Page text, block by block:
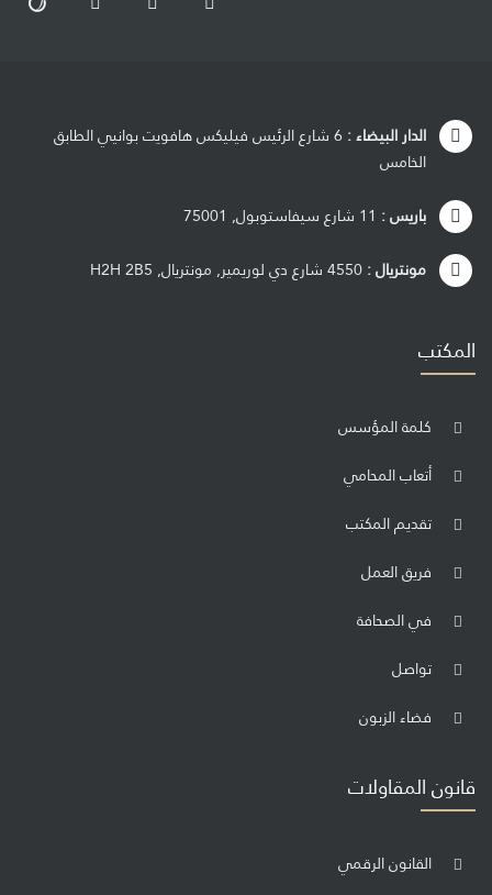
الدار البيضاء :
6 شارع الرئيس فيليكس هافويت بوانيي الطابق
الخامس
باريس : 11 شارع سيفاستوبول, 75001
مونتريال :4550 شارع دي لوريمير, مونتريال, H2H 2B5
المكتب
كلمة المؤسس
أتعاب المحامي
تقديم المكتب
فريق العمل
في الصحافة
تواصل
فضاء الزبون
قانون المقاولات
القانون الرقمي